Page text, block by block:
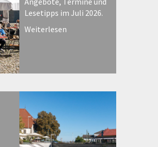
Lesetipps im Juli 2026.
Weiterlesen